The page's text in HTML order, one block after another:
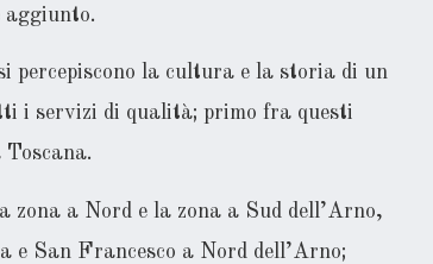
percepiscono la cultura e la storia di un
i servizi di qualità; primo fra questi
a Nord e la zona a Sud dell’Arno,
San Francesco a Nord dell’Arno;